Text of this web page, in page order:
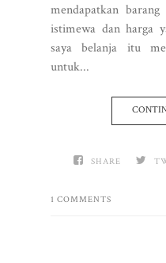
mendapatkan
istimewa dan harga
saya belanja itu
untuk...
SHARE
1 COMMENTS